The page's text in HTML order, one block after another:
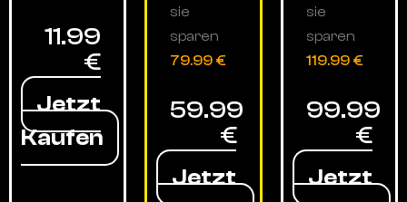
11.99
€
Jetzt
Kaufen
sie
sparen
79.99 €
59.99
€
Jetzt
sie
sparen
119.99 €
99.99
€
Jetzt